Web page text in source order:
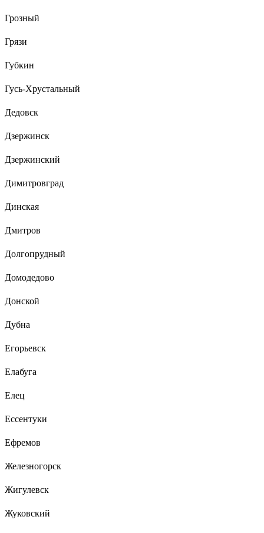
Грозный
Грязи
Губкин
Гусь-Хрустальный
Дедовск
Дзержинск
Дзержинский
Димитровград
Динская
Дмитров
Долгопрудный
Домодедово
Донской
Дубна
Егорьевск
Елабуга
Елец
Ессентуки
Ефремов
Железногорск
Жигулевск
Жуковский